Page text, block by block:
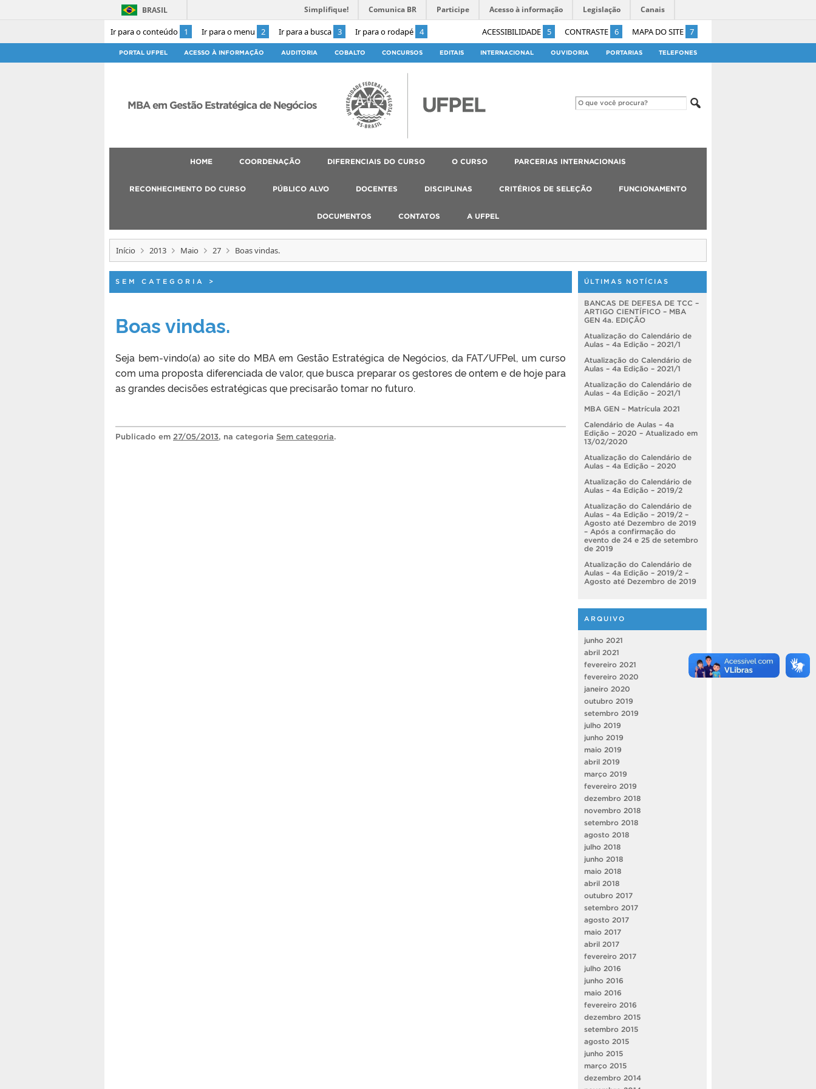
Ir para o conteúdo 1 Ir para o menu 2 Ir para a busca 3 Ir para o rodapé 4 ACESSIBILIDADE 5 CONTRASTE 6 MAPA DO SITE 7
BRASIL Simplifique! Comunica BR Participe Acesso à informação Legislação Canais
PORTAL UFPEL ACESSO À INFORMAÇÃO AUDITORIA COBALTO CONCURSOS EDITAIS INTERNACIONAL OUVIDORIA PORTARIAS TELEFONES
MBA em Gestão Estratégica de Negócios
HOME COORDENAÇÃO DIFERENCIAIS DO CURSO O CURSO PARCERIAS INTERNACIONAIS
RECONHECIMENTO DO CURSO PÚBLICO ALVO DOCENTES DISCIPLINAS CRITÉRIOS DE SELEÇÃO FUNCIONAMENTO
DOCUMENTOS CONTATOS A UFPEL
Início 2013 Maio 27 Boas vindas.
SEM CATEGORIA >
Boas vindas.
Seja bem-vindo(a) ao site do MBA em Gestão Estratégica de Negócios, da FAT/UFPel, um curso
com uma proposta diferenciada de valor, que busca preparar os gestores de ontem e de hoje para
as grandes decisões estratégicas que precisarão tomar no futuro.
Publicado em 27/05/2013, na categoria Sem categoria.
ÚLTIMAS NOTÍCIAS
BANCAS DE DEFESA DE TCC –
ARTIGO CIENTÍFICO – MBA
GEN 4a. EDIÇÃO
Atualização do Calendário de
Aulas – 4a Edição – 2021/1
Atualização do Calendário de
Aulas – 4a Edição – 2021/1
Atualização do Calendário de
Aulas – 4a Edição – 2021/1
MBA GEN – Matrícula 2021
Calendário de Aulas – 4a
Edição – 2020 – Atualizado em
13/02/2020
Atualização do Calendário de
Aulas – 4a Edição – 2020
Atualização do Calendário de
Aulas – 4a Edição – 2019/2
Atualização do Calendário de
Aulas – 4a Edição – 2019/2 –
Agosto até Dezembro de 2019
– Após a confirmação do
evento de 24 e 25 de setembro
de 2019
Atualização do Calendário de
Aulas – 4a Edição – 2019/2 –
Agosto até Dezembro de 2019
ARQUIVO
junho 2021
abril 2021
fevereiro 2021
fevereiro 2020
janeiro 2020
outubro 2019
setembro 2019
julho 2019
junho 2019
maio 2019
abril 2019
março 2019
fevereiro 2019
dezembro 2018
novembro 2018
setembro 2018
agosto 2018
julho 2018
junho 2018
maio 2018
abril 2018
outubro 2017
setembro 2017
agosto 2017
maio 2017
abril 2017
fevereiro 2017
julho 2016
junho 2016
maio 2016
fevereiro 2016
dezembro 2015
setembro 2015
agosto 2015
junho 2015
março 2015
dezembro 2014